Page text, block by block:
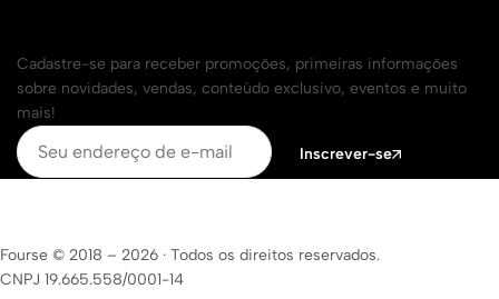
Cadastre-se para receber promoções, primeiras informações
sobre novidades, vendas, conteúdo exclusivo, eventos e muito
mais!
Inscrever-se
Fourse © 2018 – 2026 · Todos os direitos reservados.
CNPJ 19.665.558/0001-14